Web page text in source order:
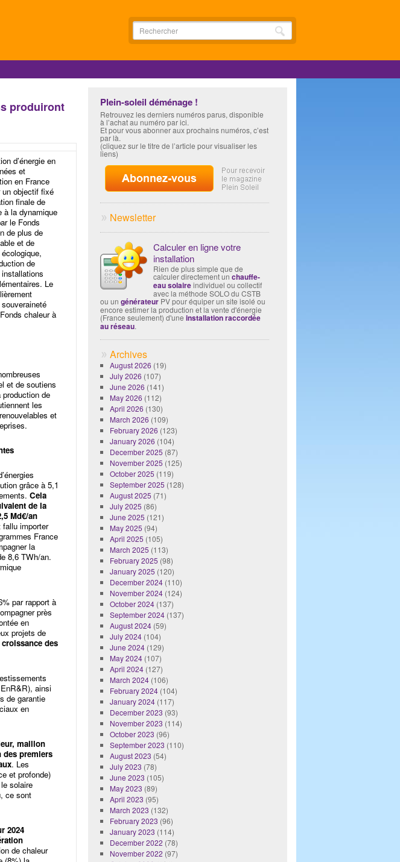
produiront
d’énergie en
et
en France
un objectif fixé
finale de
à la dynamique
le Fonds
de plus de
et de
de
Le
chaleur à
et de soutiens
de
les
et
grâce à 5,1
Cela
de la
Md€/an
importer
France
la
8,6 TWh/an.
par rapport à
près
en
projets de
des
ainsi
de garantie
en
maillon
des premiers
. Les
et profonde)
solaire
ce sont
2024
de chaleur
Plein-soleil déménage !
Retrouvez les derniers numéros parus, disponible
à l’achat au numéro par ici.
Et pour vous abonner aux prochains numéros, c’est
par là.
(cliquez sur le titre de l’article pour visualiser les
liens)
Newsletter
Calculer en ligne votre
installation
Rien de plus simple que de
calculer directement un chauffe-
eau solaireindividuel ou collectif
avec la méthode SOLO du CSTB
ou un générateur PV pour équiper un site isolé ou
encore estimer la production et la vente d'énergie
(France seulement) d'une installation raccordée
au réseau.
Archives
August 2026 (19)
July 2026 (107)
June 2026 (141)
May 2026 (112)
April 2026 (130)
March 2026 (109)
February 2026 (123)
January 2026 (104)
December 2025 (87)
November 2025 (125)
October 2025 (119)
September 2025 (128)
August 2025 (71)
July 2025 (86)
June 2025 (121)
May 2025 (94)
April 2025 (105)
March 2025 (113)
February 2025 (98)
January 2025 (120)
December 2024(110)
November 2024(124)
October 2024(137)
September 2024(137)
August 2024(59)
July 2024(104)
June 2024(129)
May 2024(107)
April 2024(127)
March 2024(106)
February 2024(104)
January 2024(117)
December 2023 (93)
November 2023 (114)
October 2023 (96)
September 2023 (110)
August 2023 (54)
July 2023 (78)
June 2023 (105)
May 2023 (89)
April 2023 (95)
March 2023 (132)
February 2023 (96)
January 2023 (114)
December 2022 (78)
November 2022 (97)